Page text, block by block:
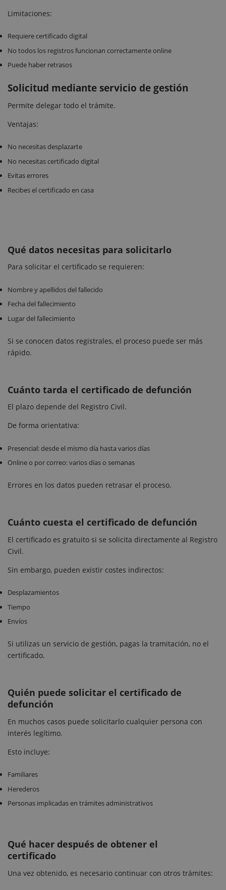
Limitaciones:
Requiere certificado digital
No todos los registros funcionan correctamente online
Puede haber retrasos
Solicitud mediante servicio de gestión
Permite delegar todo el trámite.
Ventajas:
No necesitas desplazarte
No necesitas certificado digital
Evitas errores
Recibes el certificado en casa
Qué datos necesitas para solicitarlo
Para solicitar el certificado se requieren:
Nombre y apellidos del fallecido
Fecha del fallecimiento
Lugar del fallecimiento
Si se conocen datos registrales, el proceso puede ser más
rápido.
Cuánto tarda el certificado de defunción
El plazo depende del Registro Civil.
De forma orientativa:
Presencial: desde el mismo día hasta varios días
Online o por correo: varios días o semanas
Errores en los datos pueden retrasar el proceso.
Cuánto cuesta el certificado de defunción
El certificado es gratuito si se solicita directamente al Registro
Civil.
Sin embargo, pueden existir costes indirectos:
Desplazamientos
Tiempo
Envíos
Si utilizas un servicio de gestión, pagas la tramitación, no el
certificado.
Quién puede solicitar el certificado de
defunción
En muchos casos puede solicitarlo cualquier persona con
interés legítimo.
Esto incluye:
Familiares
Herederos
Personas implicadas en trámites administrativos
Qué hacer después de obtener el
certificado
Una vez obtenido, es necesario continuar con otros trámites: